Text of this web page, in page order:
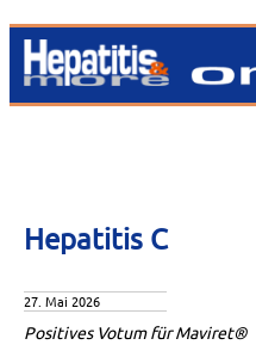
Hepatitis C
27. Mai 2026
Positives Votum für Maviret®